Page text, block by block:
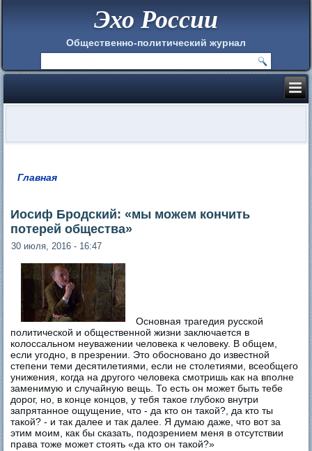
Эхо России
Общественно-политический журнал
Главная
Иосиф Бродский: «мы можем кончить
потерей общества»
30 июля, 2016 - 16:47
Основная трагедия русской
политической и общественной жизни заключается в
колоссальном неуважении человека к человеку. В общем,
если угодно, в презрении. Это обосновано до известной
степени теми десятилетиями, если не столетиями, всеобщего
унижения, когда на другого человека смотришь как на вполне
заменимую и случайную вещь. То есть он может быть тебе
дорог, но, в конце концов, у тебя такое глубоко внутри
запрятанное ощущение, что - да кто он такой?, да кто ты
такой? - и так далее и так далее. Я думаю даже, что вот за
этим моим, как бы сказать, подозрением меня в отсутствии
права тоже может стоять «да кто он такой?»